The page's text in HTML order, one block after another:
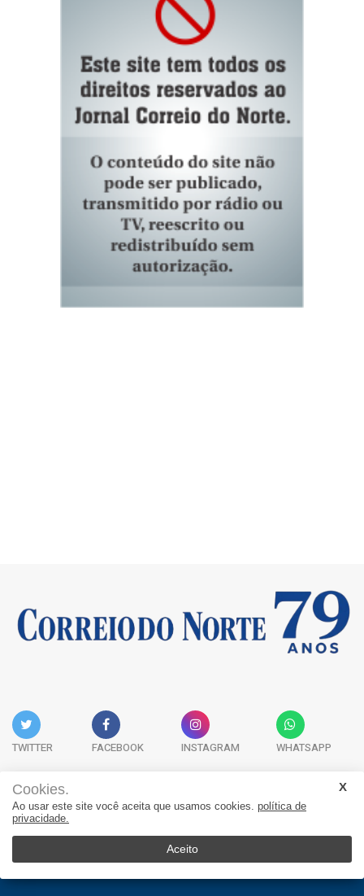
TWITTER FACEBOOK INSTAGRAM WHATSAPP
Acervo Digital Fale Conosco Quem Somos
Cookies.
Ao usar este site você aceita que usamos cookies. política de
privacidade.
Aceito